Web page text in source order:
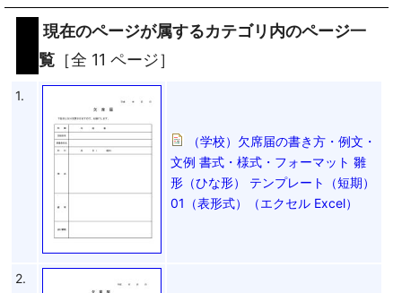
現在のページが属するカテゴリ内のページ一
覧 ［全 11 ページ］
1.
（学校）欠席届の書き方・例文・
文例 書式・様式・フォーマット 雛
形（ひな形） テンプレート（短期）
01（表形式）（エクセル Excel）
2.